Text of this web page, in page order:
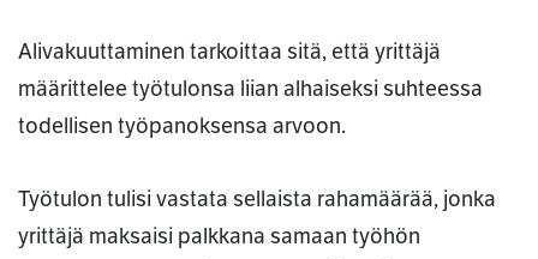
Alivakuuttaminen tarkoittaa sitä, että yrittäjä
määrittelee työtulonsa liian alhaiseksi suhteessa
todellisen työpanoksensa arvoon.
Työtulon tulisi vastata sellaista rahamäärää, jonka
yrittäjä maksaisi palkkana samaan työhön